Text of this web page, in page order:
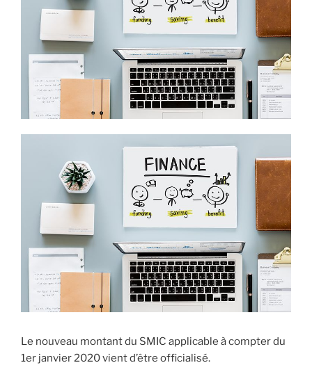
Le nouveau montant du SMIC applicable à compter du
1er janvier 2020 vient d’être officialisé.